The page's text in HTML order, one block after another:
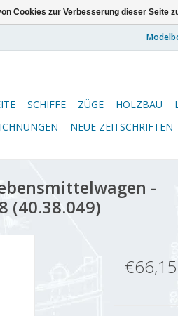
SCHIFFE ZÜGE HOLZBAU
NEUE ZEITSCHRIFTEN
-
(40.38.049)
€66,15
Cookies zur Verbesserung dieser Seite